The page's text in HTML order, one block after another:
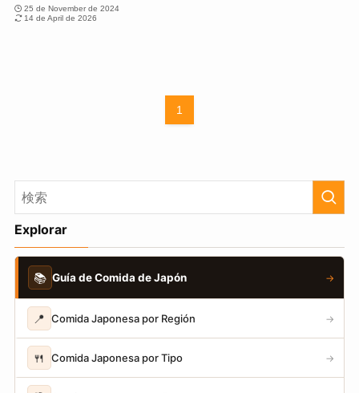
25 de November de 2024
14 de April de 2026
1
Explorar
📚 Guía de Comida de Japón →
📍 Comida Japonesa por Región →
🍴 Comida Japonesa por Tipo →